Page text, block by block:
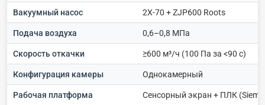
Вакуумный насос 2X-70 + ZJP600 Roots
Подача воздуха 0,6–0,8 МПа
Скорость откачки ≥600 м³/ч (100 Па за <90 с)
Конфигурация камеры Однокамерный
Рабочая платформа Сенсорный экран + ПЛК